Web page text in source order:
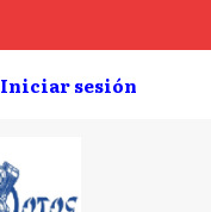
Iniciar sesión